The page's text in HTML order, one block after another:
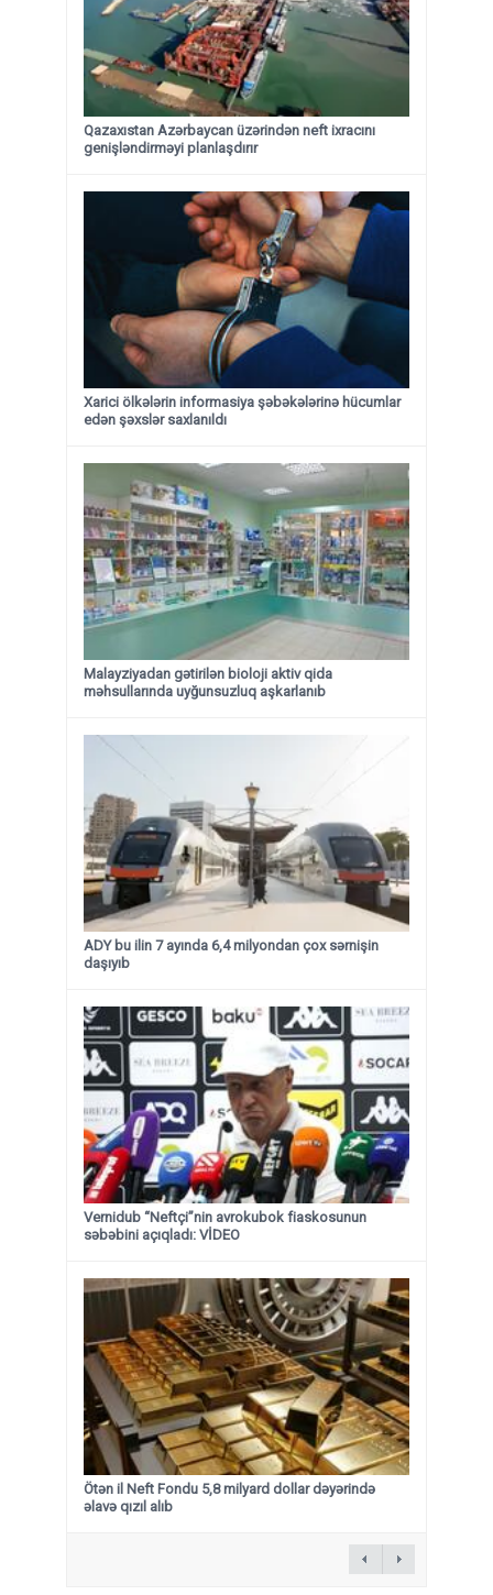
Qazaxıstan Azərbaycan üzərindən neft ixracını
genişləndirməyi planlaşdırır
Xarici ölkələrin informasiya şəbəkələrinə hücumlar
edən şəxslər saxlanıldı
Malayziyadan gətirilən bioloji aktiv qida
məhsullarında uyğunsuzluq aşkarlanıb
ADY bu ilin 7 ayında 6,4 milyondan çox sərnişin
daşıyıb
Vernidub “Neftçi”nin avrokubok fiaskosunun
səbəbini açıqladı: VİDEO
Ötən il Neft Fondu 5,8 milyard dollar dəyərində
əlavə qızıl alıb